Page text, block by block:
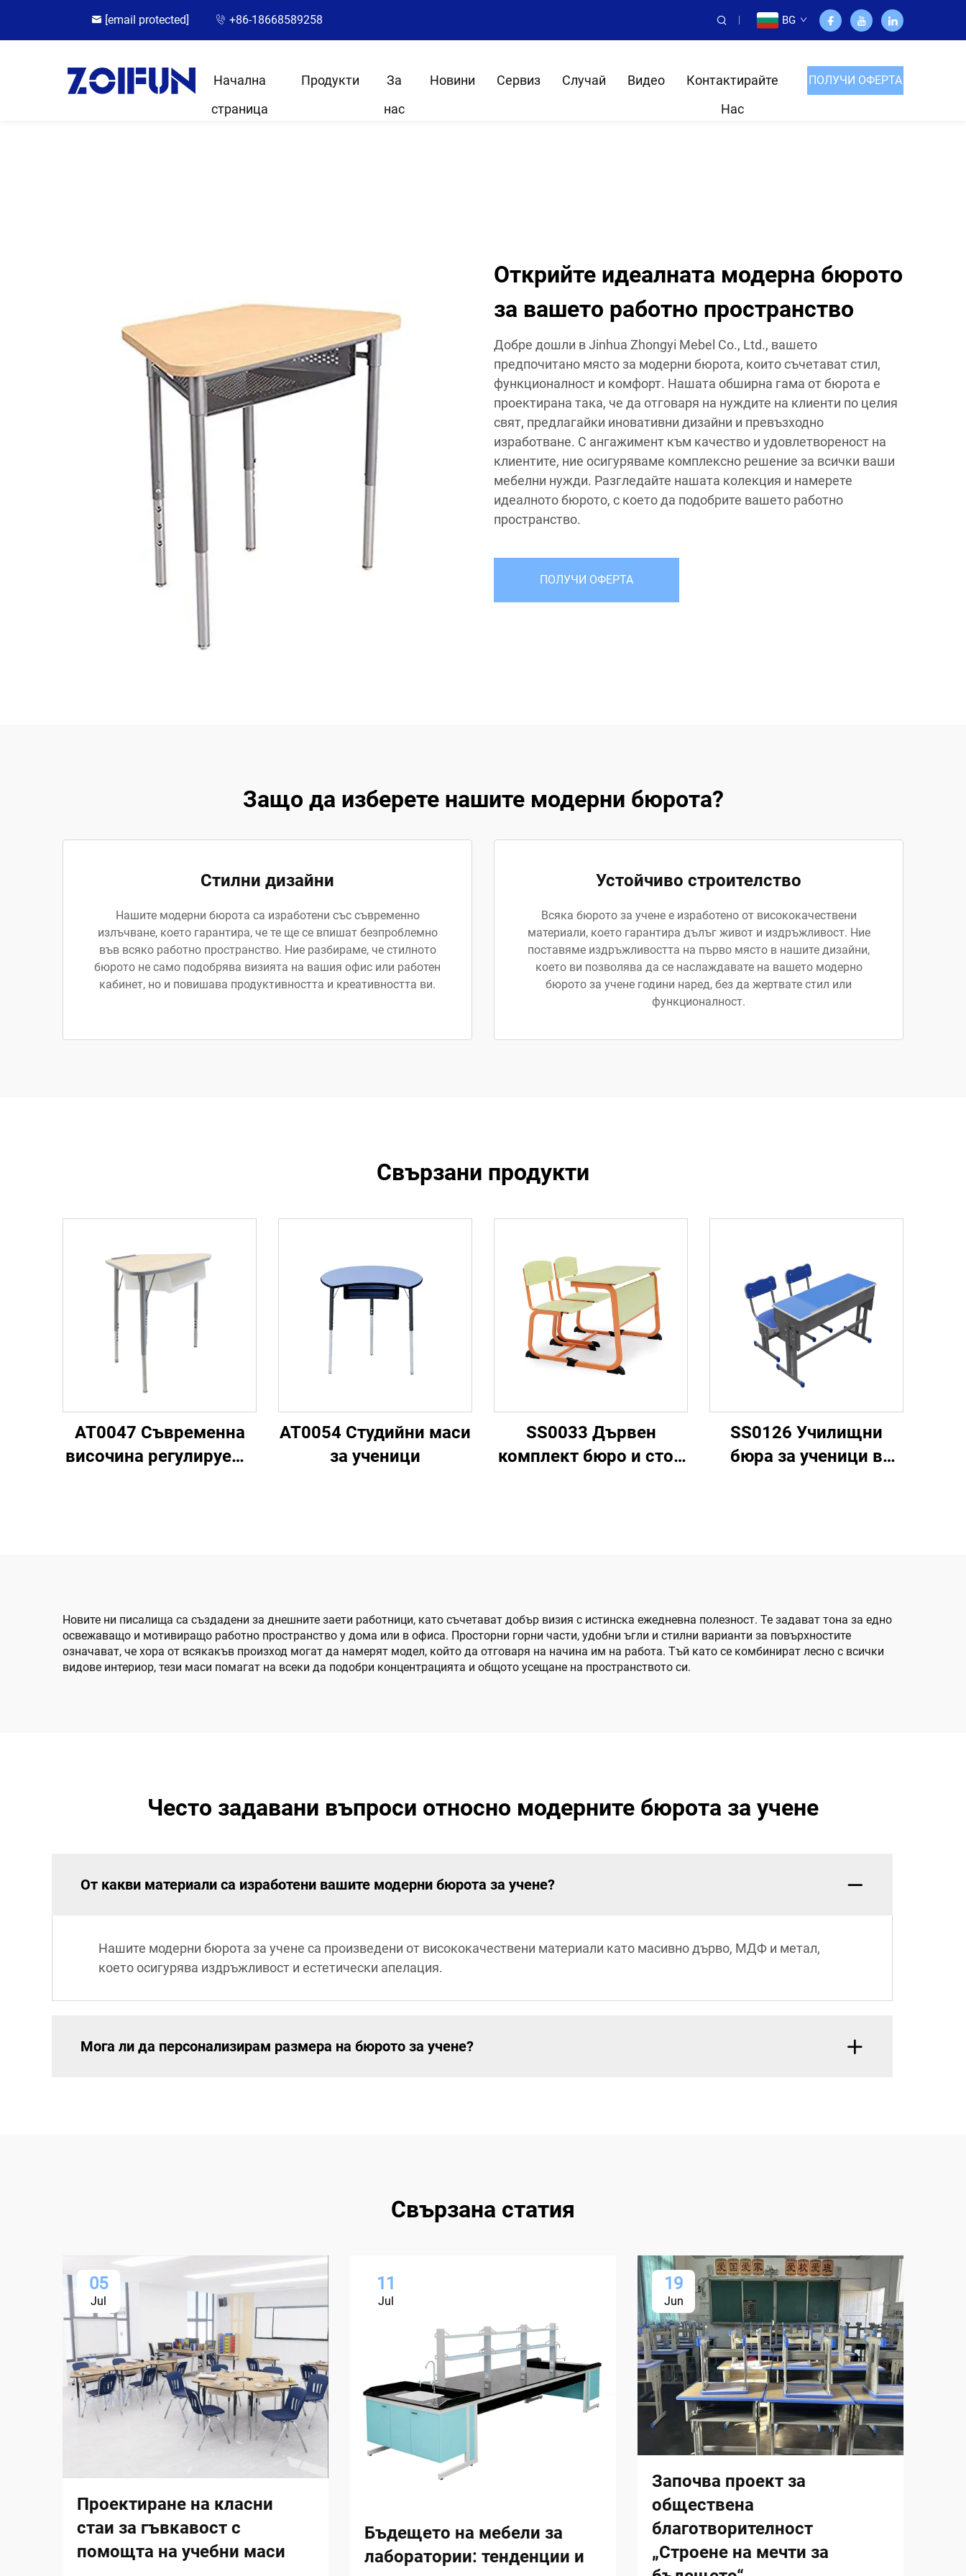
[email protected] +86-18668589258 BG
Начална
страница
Продукти
За
нас
Новини Сервиз Случай Видео
Контактирайте
Нас
ПОЛУЧИ ОФЕРТА
Открийте идеалната модерна бюрото
за вашето работно пространство
Добре дошли в Jinhua Zhongyi Mebel Co., Ltd., вашето
предпочитано място за модерни бюрота, които съчетават стил,
функционалност и комфорт. Нашата обширна гама от бюрота е
проектирана така, че да отговаря на нуждите на клиенти по целия
свят, предлагайки иновативни дизайни и превъзходно
изработване. С ангажимент към качество и удовлетвореност на
клиентите, ние осигуряваме комплексно решение за всички ваши
мебелни нужди. Разгледайте нашата колекция и намерете
идеалното бюрото, с което да подобрите вашето работно
пространство.
ПОЛУЧИ ОФЕРТА
Защо да изберете нашите модерни бюрота?
Стилни дизайни
Нашите модерни бюрота са изработени със съвременно
излъчване, което гарантира, че те ще се впишат безпроблемно
във всяко работно пространство. Ние разбираме, че стилното
бюрото не само подобрява визията на вашия офис или работен
кабинет, но и повишава продуктивността и креативността ви.
Устойчиво строителство
Всяка бюрото за учене е изработено от висококачествени
материали, което гарантира дълъг живот и издръжливост. Ние
поставяме издръжливостта на първо място в нашите дизайни,
което ви позволява да се наслаждавате на вашето модерно
бюрото за учене години наред, без да жертвате стил или
функционалност.
Свързани продукти
AT0047 Съвременна
височина регулируема
AT0054 Студийни маси
за ученици
SS0033 Дървен
комплект бюро и стол
SS0126 Училищни
бюра за ученици в
Новите ни писалища са създадени за днешните заети работници, като съчетават добър визия с истинска ежедневна полезност. Те задават тона за едно
освежаващо и мотивиращо работно пространство у дома или в офиса. Просторни горни части, удобни ъгли и стилни варианти за повърхностите
означават, че хора от всякакъв произход могат да намерят модел, който да отговаря на начина им на работа. Тъй като се комбинират лесно с всички
видове интериор, тези маси помагат на всеки да подобри концентрацията и общото усещане на пространството си.
Често задавани въпроси относно модерните бюрота за учене
От какви материали са изработени вашите модерни бюрота за учене?
Нашите модерни бюрота за учене са произведени от висококачествени материали като масивно дърво, МДФ и метал,
което осигурява издръжливост и естетически апелация.
Мога ли да персонализирам размера на бюрото за учене?
Свързана статия
05
Jul
Проектиране на класни
стаи за гъвкавост с
помощта на учебни маси
11
Jul
Бъдещето на мебели за
лаборатории: тенденции и
19
Jun
Започва проект за
обществена
благотворителност
„Строене на мечти за